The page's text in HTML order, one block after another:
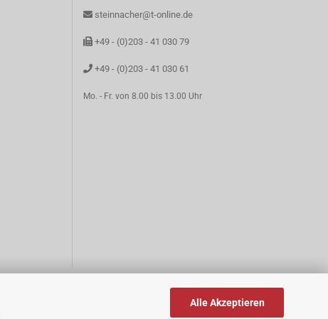
Alle Akzeptieren
steinnacher@t-online.de
+49 - (0)203 - 41 030 79
+49 - (0)203 - 41 030 61
Mo. - Fr. von 8.00 bis 13.00 Uhr